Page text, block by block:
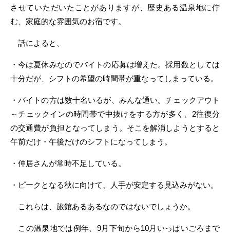
させていただいたことがありますが、歴史ある温泉地に佇
む、家庭的な雰囲気のお宿です。
話によると、
・今は夏休みなのでバイトの応募は増えた。採用数としては
十分だが、シフトの希望の時間帯が重なってしまっている。
・バイトの方は数十名いるが、みんな通い。チェックアウト
～チェックインの時間帯で中抜けをする方が多く、2往復分
の交通費が負担となってしまう。そこを解消しようとすると
午前だけ・午後だけのシフトになってしまう。
・仲居さんが常時不足している。
・ピークとなる秋に向けて、人手が安定する見込みがない。
これらは、旅館あるあるなのではないでしょうか。
この温泉地では例年、9月下旬から10月いっぱいごろまで